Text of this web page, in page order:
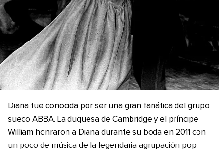
Diana fue conocida por ser una gran fanática del grupo
sueco ABBA. La duquesa de Cambridge y el príncipe
William honraron a Diana durante su boda en 2011 con
un poco de música de la legendaria agrupación pop.